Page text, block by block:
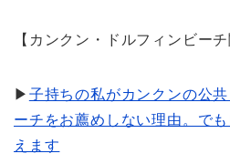
【カンクン・ドルフィンビーチ
▶ 子持ちの私がカンクンの公
ーチをお薦めしない理由。で
えます